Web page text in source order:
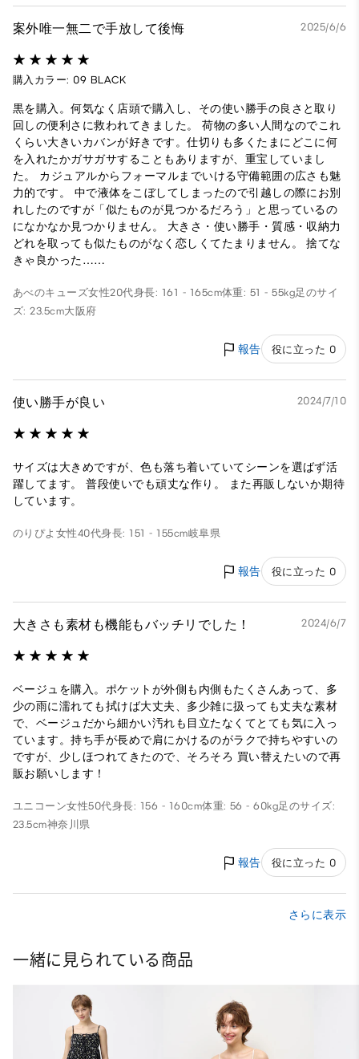
案外唯一無二で手放して後悔 2025/6/6
購入カラー: 09 BLACK
黒を購入。何気なく店頭で購入し、その使い勝手の良さと取り
回しの便利さに救われてきました。 荷物の多い人間なのでこれ
くらい大きいカバンが好きです。仕切りも多くたまにどこに何
を入れたかガサガサすることもありますが、重宝していまし
た。 カジュアルからフォーマルまでいける守備範囲の広さも魅
力的です。 中で液体をこぼしてしまったので引越しの際にお別
れしたのですが「似たものが見つかるだろう」と思っているの
になかなか見つかりません。 大きさ・使い勝手・質感・収納力
どれを取っても似たものがなく恋しくてたまりません。 捨てな
きゃ良かった……
あべのキューズ女性20代身長: 161 - 165cm体重: 51 - 55kg足のサイ
ズ: 23.5cm大阪府
報告 役に立った 0
使い勝手が良い 2024/7/10
サイズは大きめですが、色も落ち着いていてシーンを選ばず活
躍してます。 普段使いでも頑丈な作り。 また再販しないか期待
しています。
のりぴよ 女性40代身長: 151 - 155cm岐阜県
報告 役に立った 0
大きさも素材も機能もバッチリでした！ 2024/6/7
ベージュを購入。ポケットが外側も内側もたくさんあって、多
少の雨に濡れても拭けば大丈夫、多少雑に扱っても丈夫な素材
で、ベージュだから細かい汚れも目立たなくてとても気に入っ
ています。持ち手が長めで肩にかけるのがラクで持ちやすいの
ですが、少しほつれてきたので、そろそろ 買い替えたいので再
販お願いします！
ユニコーン女性50代身長: 156 - 160cm体重: 56 - 60kg足のサイズ:
23.5cm神奈川県
報告 役に立った 0
さらに表示
一緒に見られている商品